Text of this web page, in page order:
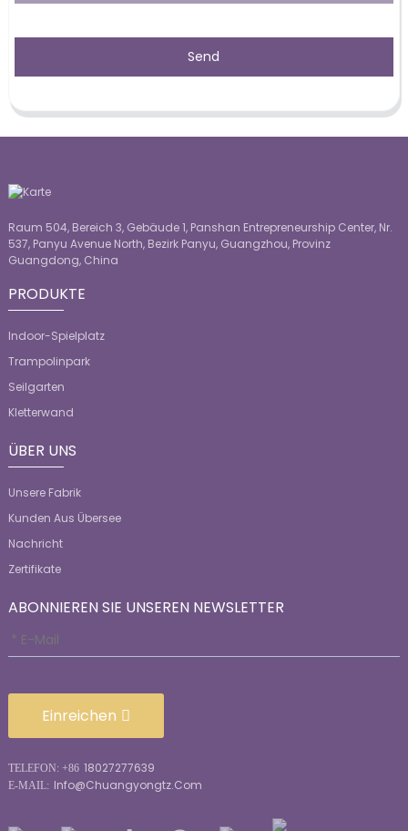
Send
Raum 504, Bereich 3, Gebäude 1, Panshan Entrepreneurship Center, Nr.
537, Panyu Avenue North, Bezirk Panyu, Guangzhou, Provinz
Guangdong, China
PRODUKTE
Indoor-Spielplatz
Trampolinpark
Seilgarten
Kletterwand
ÜBER UNS
Unsere Fabrik
Kunden Aus Übersee
Nachricht
Zertifikate
ABONNIEREN SIE UNSEREN NEWSLETTER
Einreichen
TELEFON: +86 18027277639
E-MAIL: Info@chuangyongtz.com